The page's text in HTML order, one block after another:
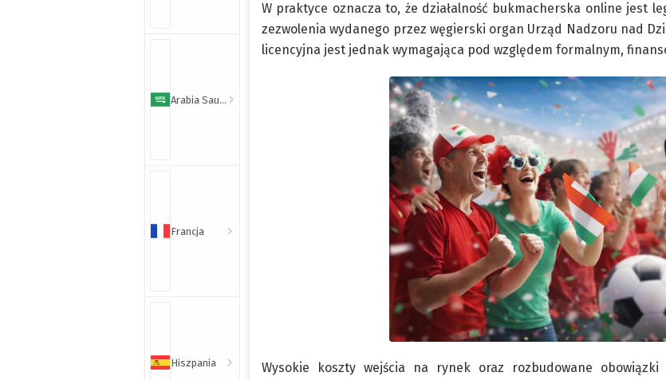
Arabia Saudyjska
Francja
Hiszpania
W praktyce oznacza to, że działalność bukmacherska online jest
zezwolenia wydanego przez węgierski organ Urząd Nadzoru nad
licencyjna jest jednak wymagająca pod względem formalnym,
Wysokie koszty wejścia na rynek oraz rozbudowane